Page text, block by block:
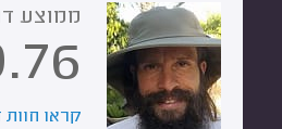
ממוצע
קראו